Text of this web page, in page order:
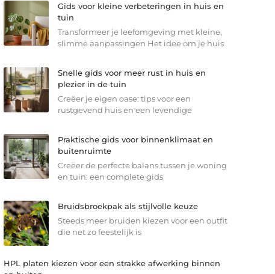
Gids voor kleine verbeteringen in huis en
tuin
Transformeer je leefomgeving met kleine,
slimme aanpassingen Het idee om je huis
Snelle gids voor meer rust in huis en
plezier in de tuin
Creëer je eigen oase: tips voor een
rustgevend huis en een levendige
Praktische gids voor binnenklimaat en
buitenruimte
Creëer de perfecte balans tussen je woning
en tuin: een complete gids
Bruidsbroekpak als stijlvolle keuze
Steeds meer bruiden kiezen voor een outfit
die net zo feestelijk is
HPL platen kiezen voor een strakke afwerking binnen